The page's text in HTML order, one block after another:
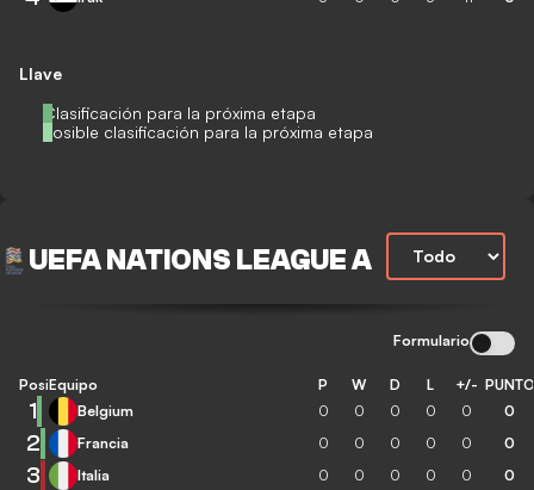
Llave
Clasificación para la próxima etapa
Posible clasificación para la próxima etapa
UEFA NATIONS LEAGUE A
Formulario
Posición
Equipo P W D L +/-
1 Belgium 0 0 0 0 0 0
2 Francia 0 0 0 0 0 0
3 Italia 0 0 0 0 0 0